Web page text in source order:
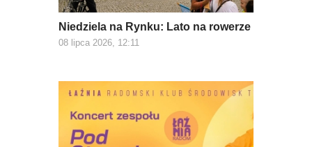
Niedziela na Rynku: Lato na rowerze
08 lipca 2026, 12:11